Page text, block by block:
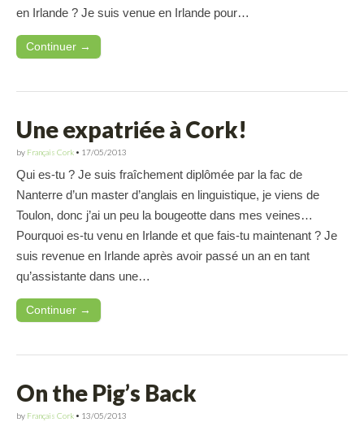
en Irlande ? Je suis venue en Irlande pour…
Continuer →
Une expatriée à Cork!
by Français Cork • 17/05/2013
Qui es-tu ? Je suis fraîchement diplômée par la fac de
Nanterre d’un master d’anglais en linguistique, je viens de
Toulon, donc j’ai un peu la bougeotte dans mes veines…
Pourquoi es-tu venu en Irlande et que fais-tu maintenant ? Je
suis revenue en Irlande après avoir passé un an en tant
qu’assistante dans une…
Continuer →
On the Pig’s Back
by Français Cork • 13/05/2013